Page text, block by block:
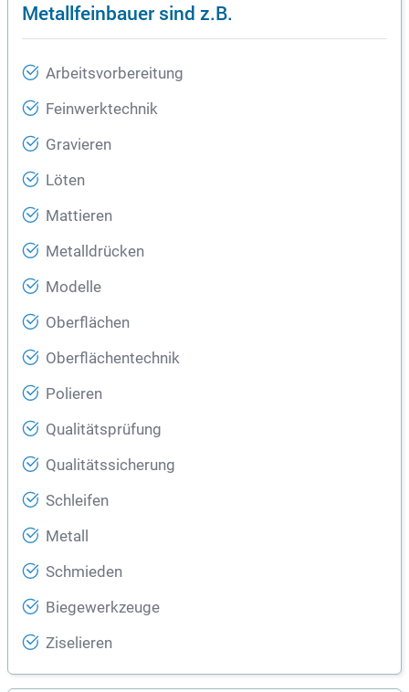
Metallfeinbauer sind z.B.
Arbeitsvorbereitung
Feinwerktechnik
Gravieren
Löten
Mattieren
Metalldrücken
Modelle
Oberflächen
Oberflächentechnik
Polieren
Qualitätsprüfung
Qualitätssicherung
Schleifen
Metall
Schmieden
Biegewerkzeuge
Ziselieren